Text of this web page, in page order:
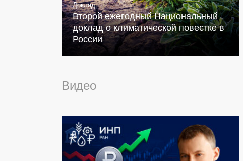
Доклад
Второй ежегодный Национальный
доклад о климатической повестке в
России
Видео